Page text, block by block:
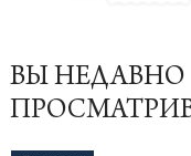
ВЫ НЕДАВНО